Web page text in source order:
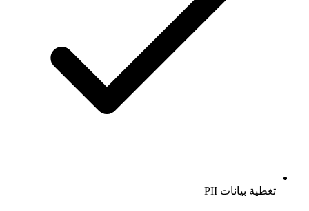
تغطية بيانات PII